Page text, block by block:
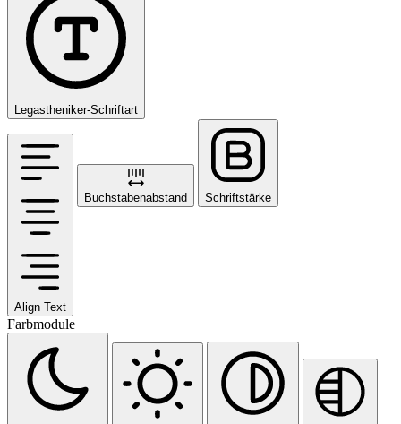
Legastheniker-Schriftart
Align Text
Buchstabenabstand Schriftstärke
Farbmodule